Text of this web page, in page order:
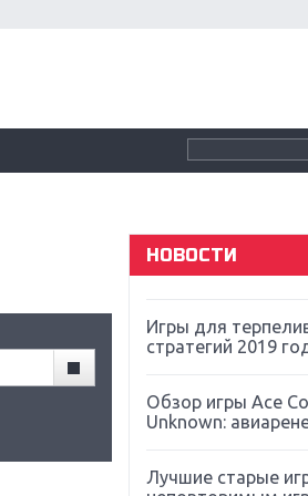
НОВОСТИ
Souls
Far Cry 5: хвалить
Игры для
стратегий 2019
Обзор игры Ace
Unknown:
Лучшие старые